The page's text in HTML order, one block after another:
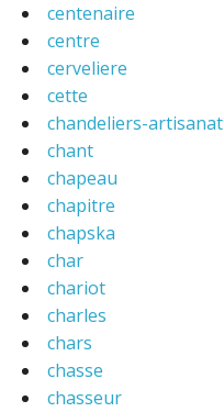
centenaire
centre
cerveliere
cette
chandeliers-artisanat
chant
chapeau
chapitre
chapska
char
chariot
charles
chars
chasse
chasseur